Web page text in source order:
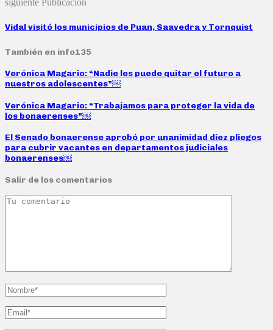
Vidal visitó los municipios de Puan, Saavedra y Tornquist
También en info135
Verónica Magario: “Nadie les puede quitar el futuro a
nuestros adolescentes”￼
Verónica Magario: “Trabajamos para proteger la vida de
los bonaerenses”￼
El Senado bonaerense aprobó por unanimidad diez pliegos
para cubrir vacantes en departamentos judiciales
bonaerenses￼
Salir de los comentarios